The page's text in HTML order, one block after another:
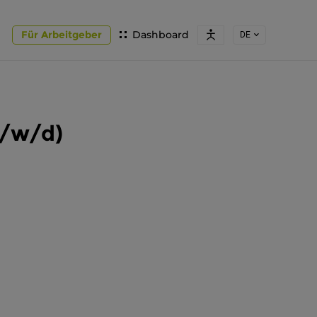
Dashboard
Für Arbeitgeber DE
w/d)